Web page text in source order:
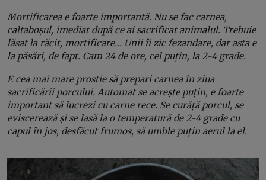
Mortificarea e foarte importantă. Nu se fac carnea,
caltaboșul, imediat după ce ai sacrificat animalul. Trebuie
lăsat la răcit, mortificare… Unii îi zic fezandare, dar asta e
la păsări, de fapt. Cam 24 de ore, cel puțin, la 2-4 grade.
E cea mai mare prostie să prepari carnea în ziua
sacrificării porcului. Automat se acrește puțin, e foarte
important să lucrezi cu carne rece. Se curăță porcul, se
eviscerează și se lasă la o temperatură de 2-4 grade cu
capul în jos, desfăcut frumos, să umble puțin aerul la el.